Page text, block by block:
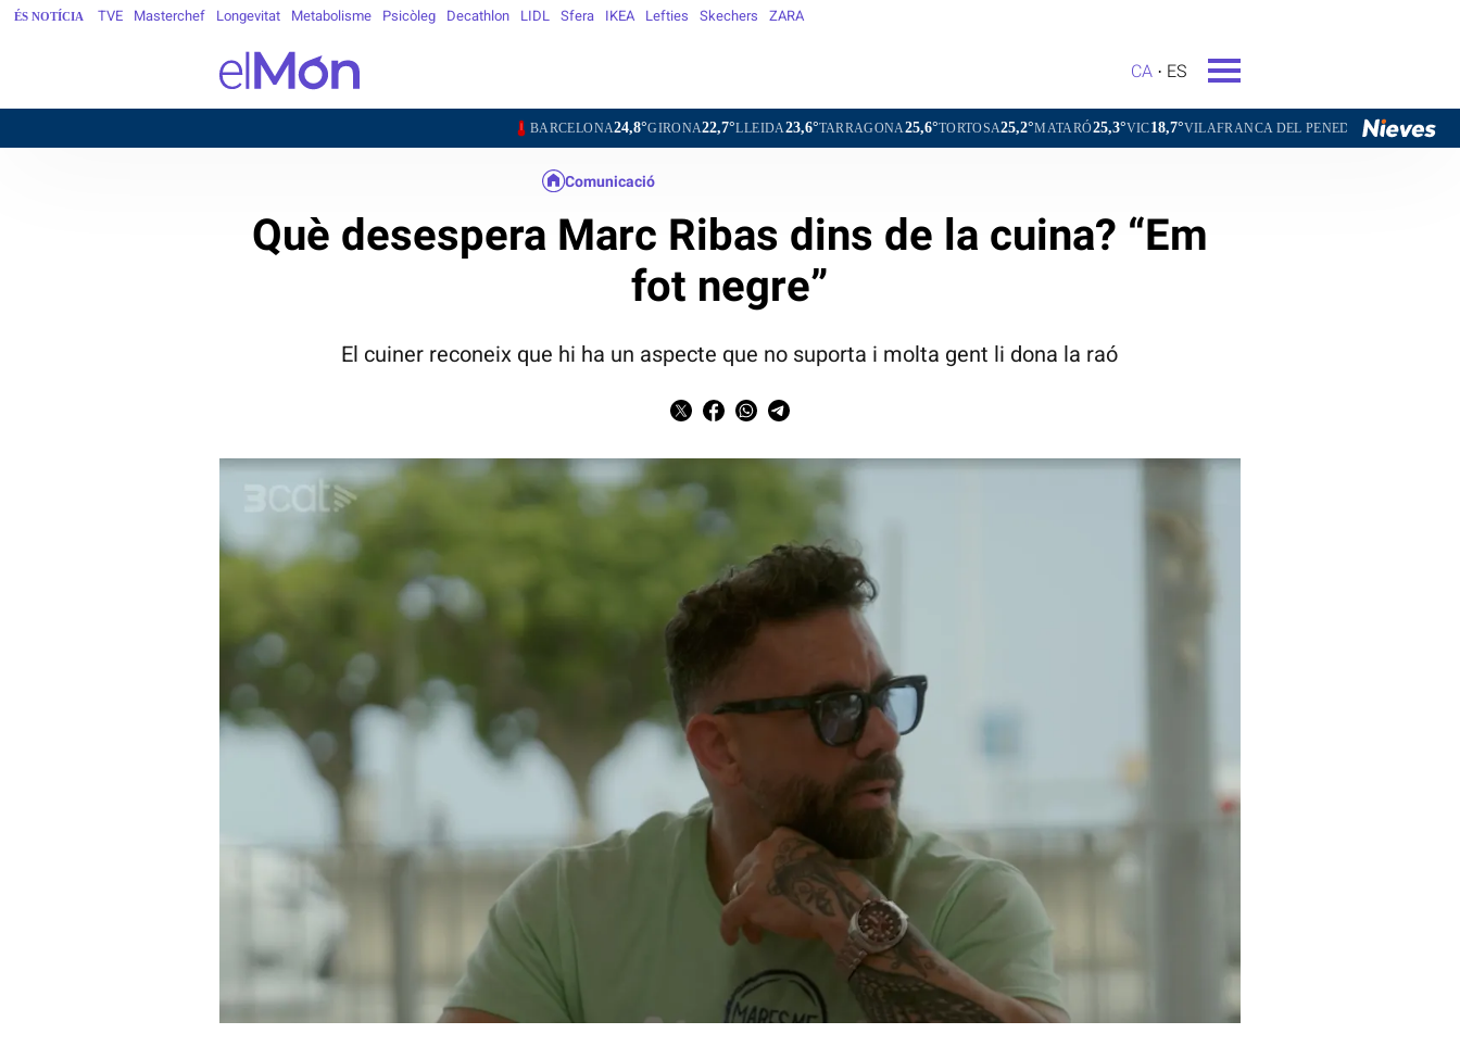
ÉS NOTÍCIA TVE Masterchef Longevitat Metabolisme Psicòleg Decathlon LIDL Sfera IKEA Lefties Skechers ZARA
CA ES
BARCELONA24,8°GIRONA22,7°LLEIDA23,6°TARRAGONA25,6°TORTOSA25,2°MATARÓ25,3°VIC18,7°VILAFRANCA DEL PENEDÈS22,3° VILANOVA I LA GELTRÚ
Comunicació
Què desespera Marc Ribas dins de la cuina? “Em
fot negre”
El cuiner reconeix que hi ha un aspecte que no suporta i molta gent li dona la raó